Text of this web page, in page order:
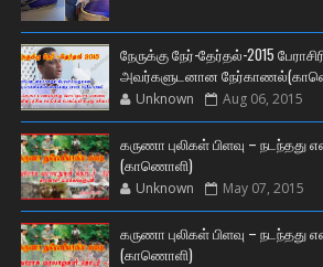
நேருக்கு நேர்-தேர்தல்-2015
அவர்களுடனான
Unknown Aug 06, 2015
கருணா புலிகள் பிளவு – நடந்தது
(காணொளி)
Unknown May 07, 2015
கருணா புலிகள் பிளவு – நடந்தது
(காணொளி)